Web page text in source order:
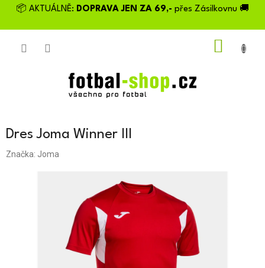
Přejít📦 AKTUÁLNĚ: DOPRAVA JEN ZA 69,- přes Zásilkovnu 🚚
Dres Joma Winner III
Značka: Joma